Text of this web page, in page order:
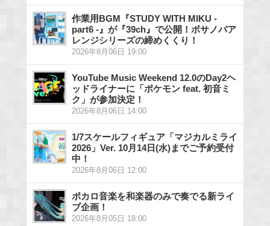
作業用BGM『STUDY WITH MIKU -
part6 -』が『39ch』で公開！ボサノバア
レンジシリーズの締めくくり！
2026年8月06日 19:00
YouTube Music Weekend 12.0のDay2ヘ
ッドライナーに「ポケモン feat. 初音ミ
ク」が参加決定！
2026年8月06日 14:00
1/7スケールフィギュア「マジカルミライ
2026」Ver. 10月14日(水)までご予約受付
中！
2026年8月06日 12:00
ボカロ音楽を和楽器のみで奏でる新ライ
ブ企画！
2026年8月05日 18:00